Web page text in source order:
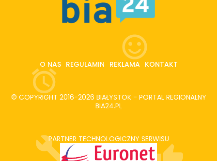
O NAS REGULAMIN REKLAMA KONTAKT
© COPYRIGHT 2016-2026 BIAŁYSTOK - PORTAL REGIONALNY
BIA24.PL
PARTNER TECHNOLOGICZNY SERWISU